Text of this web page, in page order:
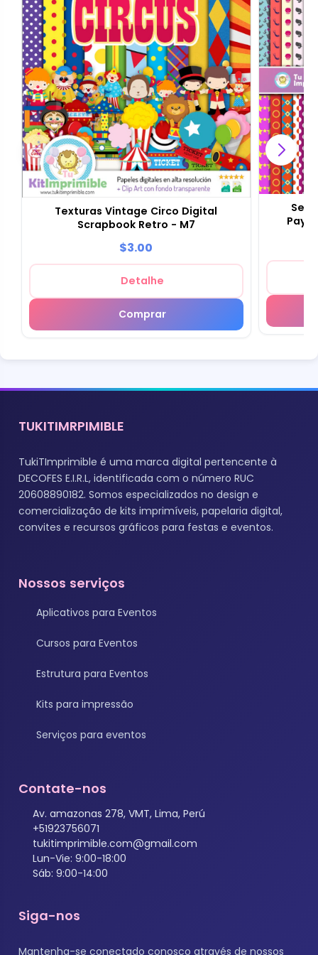
Texturas Vintage Circo Digital
Scrapbook Retro - M7
$3.00
Detalhe
Comprar
Set
TUKITIMRPIMIBLE
TukiTImprimible é uma marca digital pertencente à
DECOFES E.I.R.L, identificada com o número RUC
20608890182. Somos especializados no design e
comercialização de kits imprimíveis, papelaria digital,
convites e recursos gráficos para festas e eventos.
Nossos serviços
Aplicativos para Eventos
Cursos para Eventos
Estrutura para Eventos
Kits para impressão
Serviços para eventos
Contate-nos
Av. amazonas 278, VMT, Lima, Perú
+51923756071
tukitimprimible.com@gmail.com
Lun-Vie: 9:00-18:00
Sáb: 9:00-14:00
Siga-nos
Mantenha-se conectado conosco através de nossos